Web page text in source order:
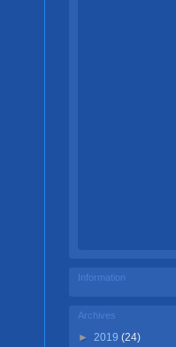
Information
Archives
► 2019 (24)